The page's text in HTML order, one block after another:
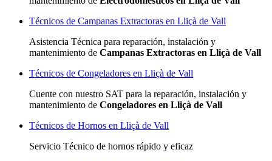
Técnicos de Campanas Extractoras en Lliçà de Vall
Asistencia Técnica para reparación, instalación y
mantenimiento de Campanas Extractoras en Lliçà de Vall
Técnicos de Congeladores en Lliçà de Vall
Cuente con nuestro SAT para la reparación, instalación y
mantenimiento de Congeladores en Lliçà de Vall
Técnicos de Hornos en Lliçà de Vall
Servicio Técnico de hornos rápido y eficaz